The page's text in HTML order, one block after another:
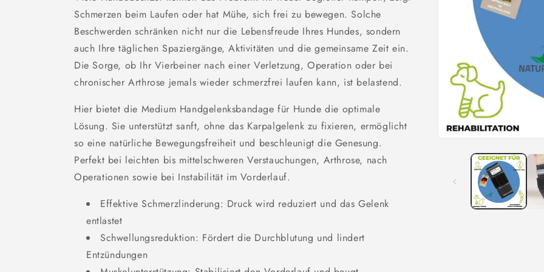
modal
Schmerzen beim Laufen oder hat Mühe, sich frei zu bewegen. Solche
Beschwerden schränken nicht nur die Lebensfreude Ihres Hundes, sondern
auch Ihre täglichen Spaziergänge, Aktivitäten und die gemeinsame Zeit ein.
Die Sorge, ob Ihr Vierbeiner nach einer Verletzung, Operation oder bei
chronischer Arthrose jemals wieder schmerzfrei laufen kann, ist belastend.
Hier bietet die Medium Handgelenksbandage für Hunde die optimale
Lösung. Sie unterstützt sanft, ohne das Karpalgelenk zu fixieren, ermöglicht
so eine natürliche Bewegungsfreiheit und beschleunigt die Genesung.
Perfekt bei leichten bis mittelschweren Verstauchungen, Arthrose, nach
Operationen sowie bei Instabilität im Vorderlauf.
Effektive Schmerzlinderung: Druck wird reduziert und das Gelenk
entlastet
Schwellungsreduktion: Fördert die Durchblutung und lindert
Entzündungen